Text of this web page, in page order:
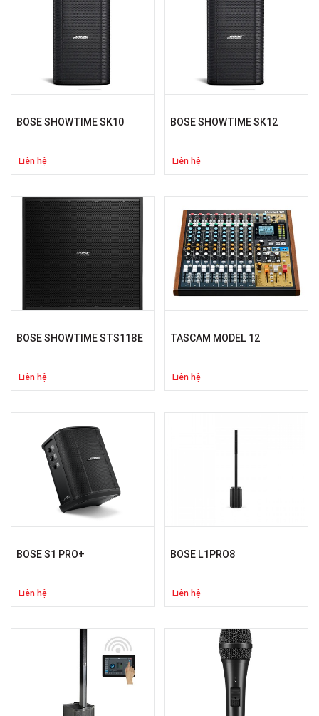
Tủ máy
Phụ kiện khác
BOSE SHOWTIME SK10
Liên hệ
BOSE SHOWTIME SK12
Liên hệ
BOSE SHOWTIME STS118E
Liên hệ
TASCAM MODEL 12
Liên hệ
BOSE S1 PRO+
Liên hệ
BOSE L1PRO8
Liên hệ